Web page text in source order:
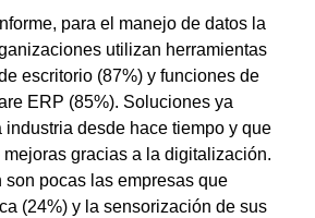
para el manejo de datos la
utilizan herramientas
escritorio (87%) y funciones de
ERP (85%). Soluciones ya
industria desde hace tiempo y que
gracias a la digitalización.
son pocas las empresas que
(24%) y la sensorización de sus